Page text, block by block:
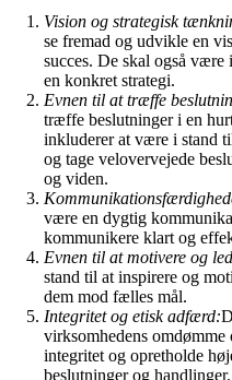
Vision og strategisk
se fremad og udvikle en
succes. De skal også
en konkret strategi.
Evnen til at træffe
træffe beslutninger i en
inkluderer at være i stand
og tage velovervejede
og viden.
være en dygtig
kommunikere klart og
Evnen til at motivere og
stand til at inspirere og
dem mod fælles mål.
Integritet og etisk adfærd:
virksomhedens
integritet og opretholde
beslutninger og handlinger.